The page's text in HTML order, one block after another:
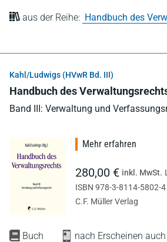
aus der Reihe: Handbuch des
Kahl/Ludwigs (HVwR Bd. III)
Handbuch des
Band III: Verwaltung und
Buch
nach Erscheinen
Mehr erfahren
280,00 € inkl. MwSt.
ISBN 978-3-8114-5802-4
C.F. Müller Verlag